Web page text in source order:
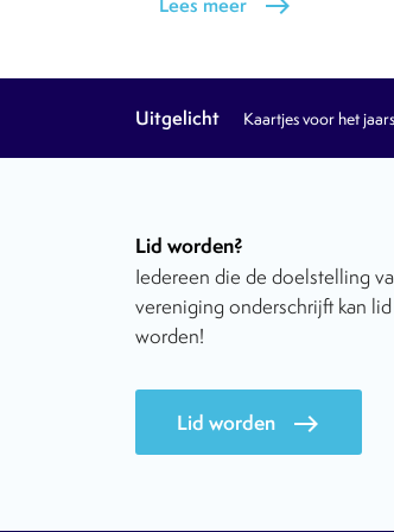
east
Uitgelicht Kaartjes voor het
Lid worden?
Iedereen die de doelstelling
vereniging onderschrijft kan lid
worden!
Lid worden east